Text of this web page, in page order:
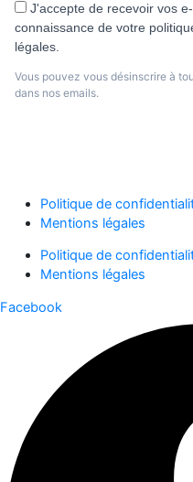
J'accepte de recevoir vos
connaissance de votre
légales.
Vous pouvez vous désinscrire à
dans nos emails.
Politique de
Mentions légales
Politique de
Mentions légales
Facebook